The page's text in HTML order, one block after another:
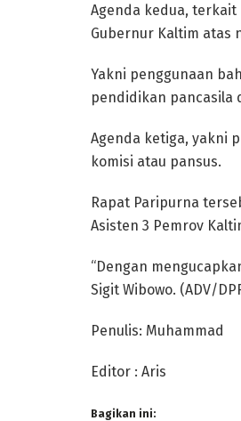
Agenda kedua, terkait
Gubernur Kaltim atas
Yakni penggunaan
pendidikan pancasila
Agenda ketiga, yakni
komisi atau pansus.
Rapat Paripurna
Asisten 3 Pemrov
“Dengan
Sigit Wibowo. (ADV/
Penulis: Muhammad
Editor : Aris
Bagikan ini: